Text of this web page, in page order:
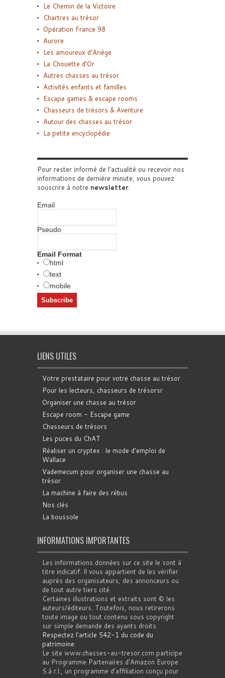
Le Chemin de la Victoire
Chartres au trésor
Opération France 98
Aurore
Les amoureux d’Ariège
La Chouette d’Or
Autres chasses au trésor
Activités enfants et familles
Escape games & escape rooms
Chasseurs de trésors & Aventure
Autour des chasses au trésor
La petite encyclopédie
Pour rester informé de l'actualité ou recevoir nos
informations de dernière minute, vous pouvez
souscrire à notre newsletter.
Email
Pseudo
Email Format
html
text
mobile
LIENS UTILES
Votre prestataire pour votre chasse au trésor
Pour les lecteurs, chasseurs de trésorsr
Organiser une chasse au trésor
Escape room - Escape game
Chasseurs de trésors
Les puces du ChAT
Réaliser un cryptex : le mode d'emploi de
Wallace
Vademecum pour organiser une chasse au
trésor
La machine à faire des rébus
Nos clés
La boussole
INFORMATIONS IMPORTANTES
Les informations données sur ce site le sont à
titre indicatif. Il vous appartient de les vérifier
auprès des organisateurs, des annonceurs ou
de tout autre tiers cité.
Certaines illustrations et extraits sont © les
auteurs/éditeurs. Toutefois, nous retirerons
toute image ou tout contenu sous copyright
sur simple demande des ayants droits.
Respectez l'article 542-1 du code du
patrimoine.
Le site www.chasses-au-tresor.com participe
au Programme Partenaires d’Amazon Europe
S.à r.l., un programme d’affiliation conçu pour